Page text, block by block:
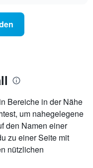
Bereiche in der Nähe
um nahegelegene
den Namen einer
zu einer Seite mit
nützlichen